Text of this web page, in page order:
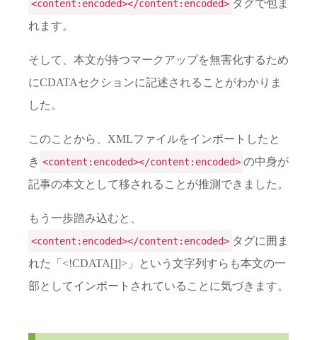
<content:encoded></content:encoded> タグで包ま
れます。
そして、本文が持つマークアップを無害化するため
にCDATAセクションに記述されることがわかりま
した。
このことから、XMLファイルをインポートしたと
き <content:encoded></content:encoded> の中身が
記事の本文として移されることが推測できました。
もう一歩踏み込むと、
<content:encoded></content:encoded> タグに囲ま
れた「<!CDATA[]]>」という文字列すらも本文の一
部としてインポートされていることに気づきます。